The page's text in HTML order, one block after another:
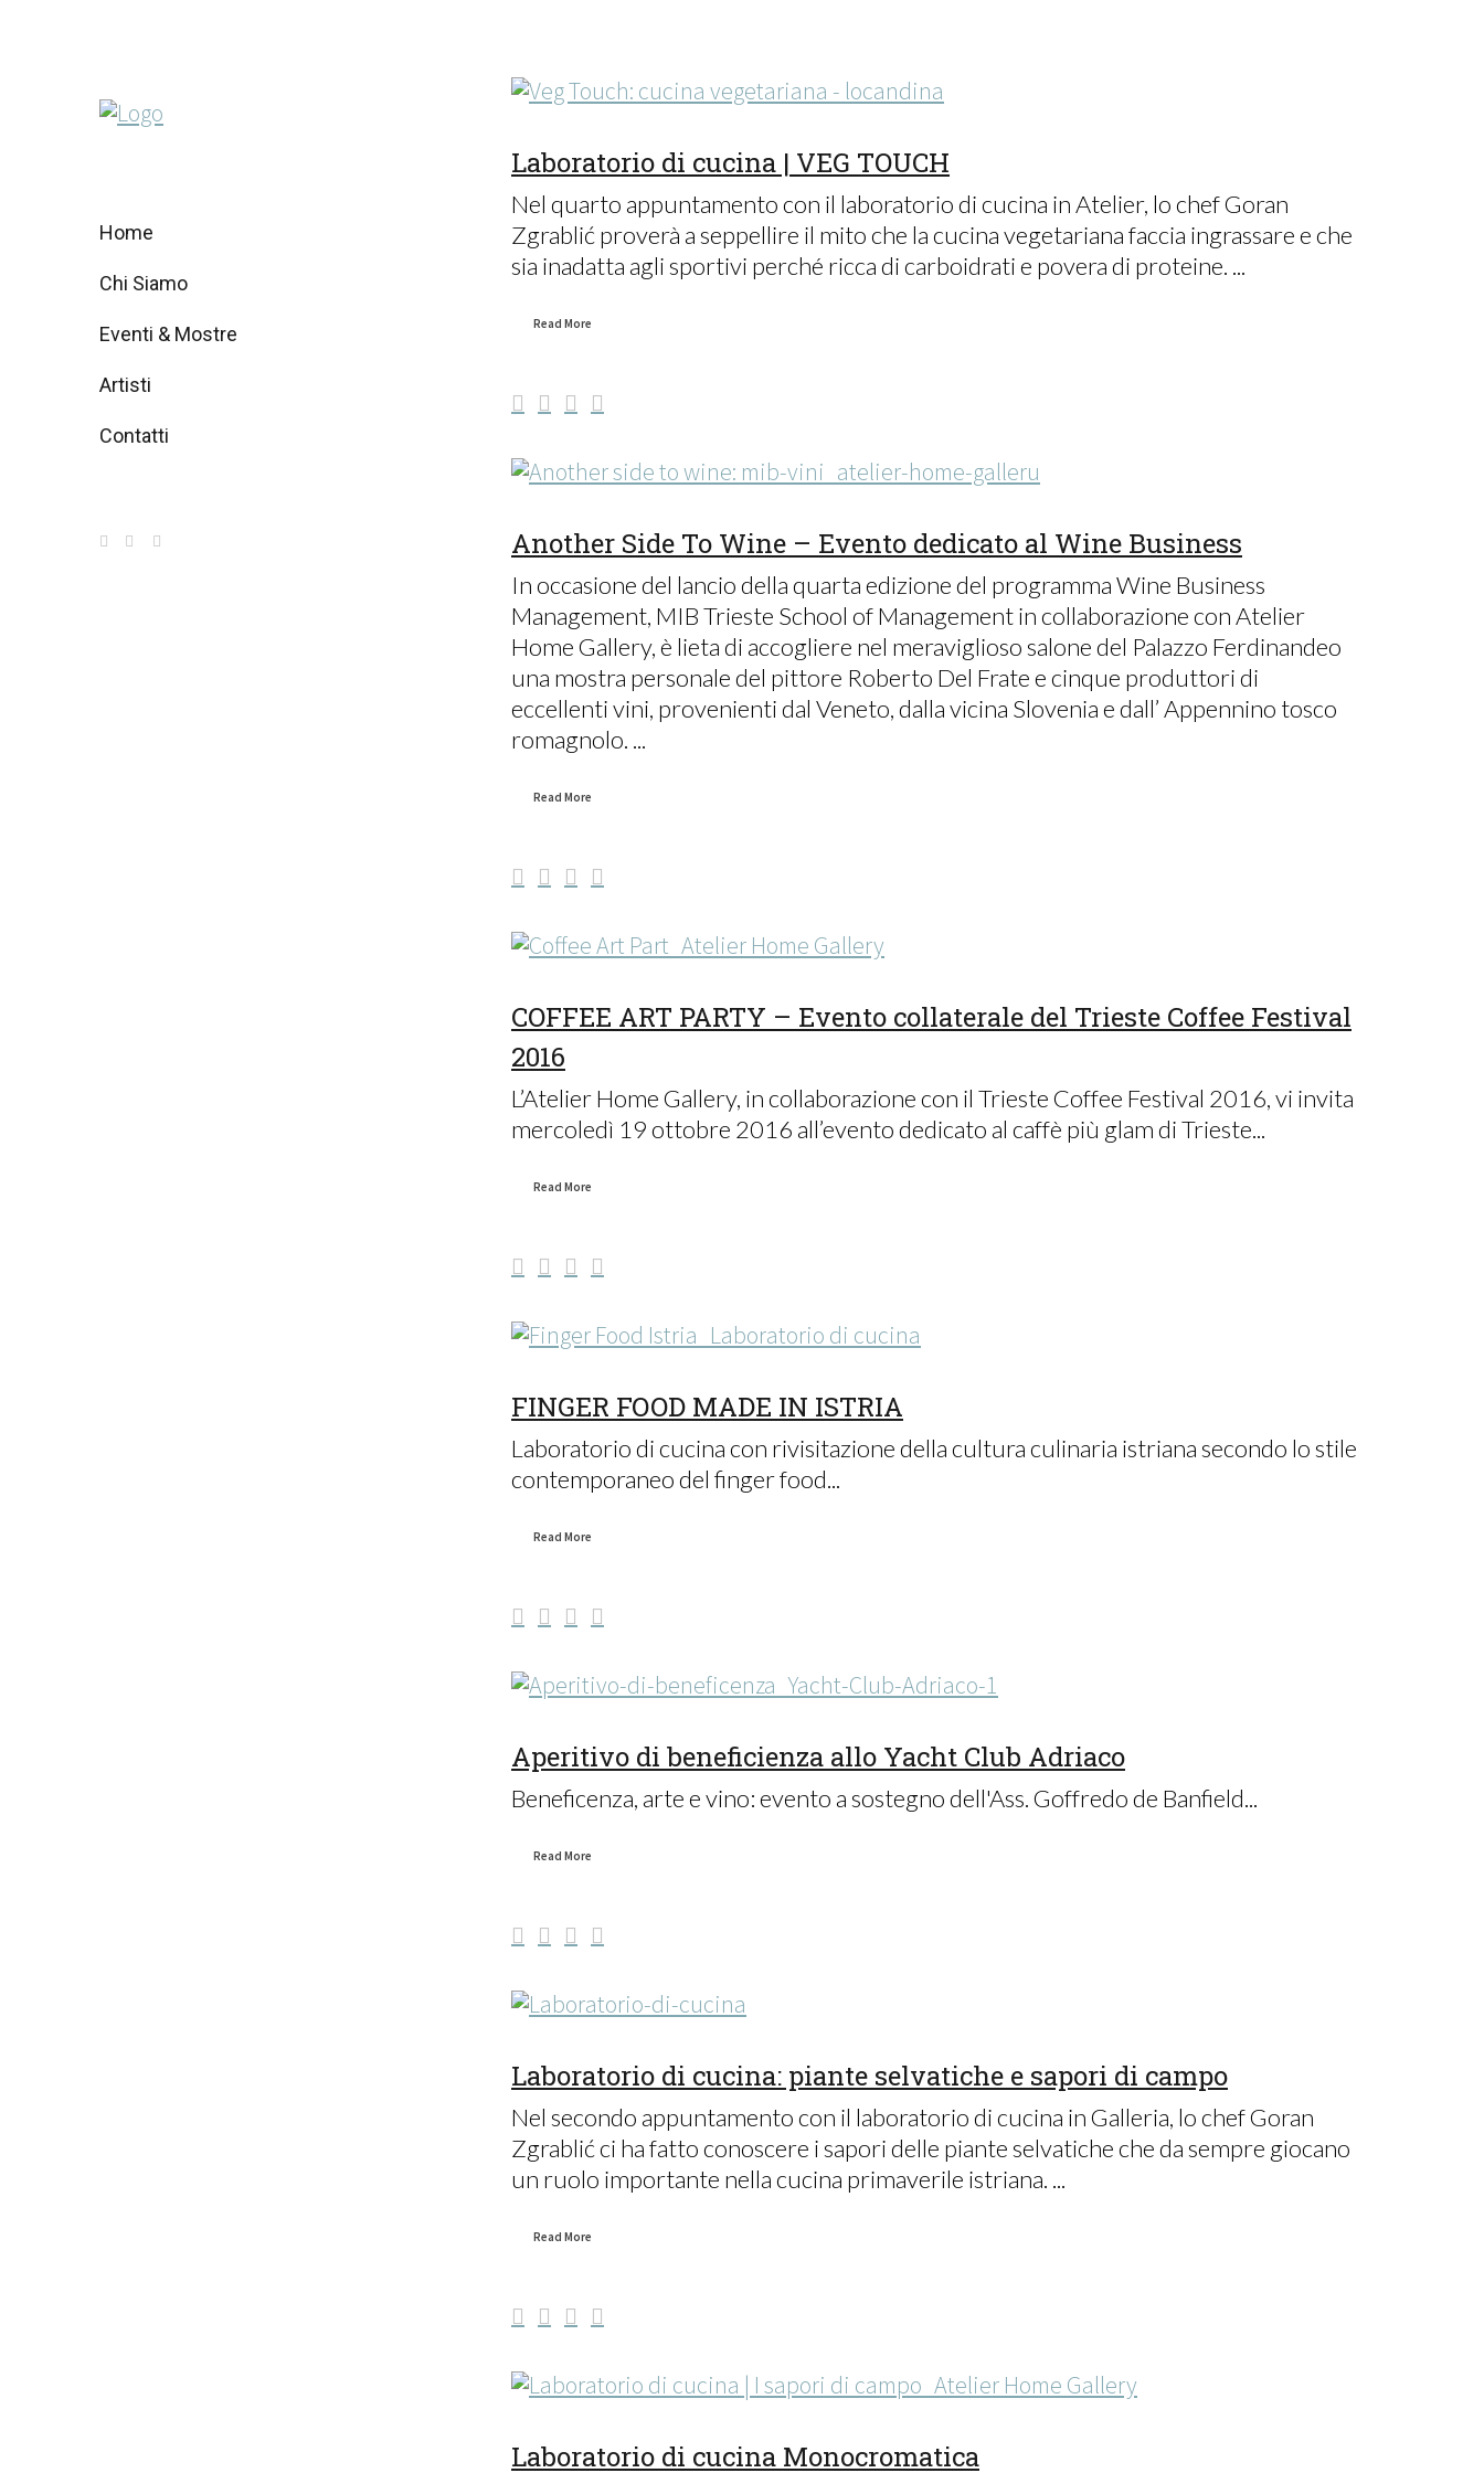
Home
Chi Siamo
Eventi & Mostre
Artisti
Contatti
Laboratorio di cucina | VEG TOUCH
Nel quarto appuntamento con il laboratorio di cucina in Atelier, lo chef Goran
Zgrablić proverà a seppellire il mito che la cucina vegetariana faccia ingrassare e che
sia inadatta agli sportivi perché ricca di carboidrati e povera di proteine. ...
Read More
Another Side To Wine – Evento dedicato al Wine Business
In occasione del lancio della quarta edizione del programma Wine Business
Management, MIB Trieste School of Management in collaborazione con Atelier
Home Gallery, è lieta di accogliere nel meraviglioso salone del Palazzo Ferdinandeo
una mostra personale del pittore Roberto Del Frate e cinque produttori di
eccellenti vini, provenienti dal Veneto, dalla vicina Slovenia e dall’ Appennino tosco
romagnolo. ...
Read More
COFFEE ART PARTY – Evento collaterale del Trieste Coffee Festival
2016
L’Atelier Home Gallery, in collaborazione con il Trieste Coffee Festival 2016, vi invita
mercoledì 19 ottobre 2016 all’evento dedicato al caffè più glam di Trieste...
Read More
FINGER FOOD MADE IN ISTRIA
Laboratorio di cucina con rivisitazione della cultura culinaria istriana secondo lo stile
contemporaneo del finger food...
Read More
Aperitivo di beneficienza allo Yacht Club Adriaco
Beneficenza, arte e vino: evento a sostegno dell'Ass. Goffredo de Banfield...
Read More
Laboratorio di cucina: piante selvatiche e sapori di campo
Nel secondo appuntamento con il laboratorio di cucina in Galleria, lo chef Goran
Zgrablić ci ha fatto conoscere i sapori delle piante selvatiche che da sempre giocano
un ruolo importante nella cucina primaverile istriana. ...
Read More
Laboratorio di cucina Monocromatica